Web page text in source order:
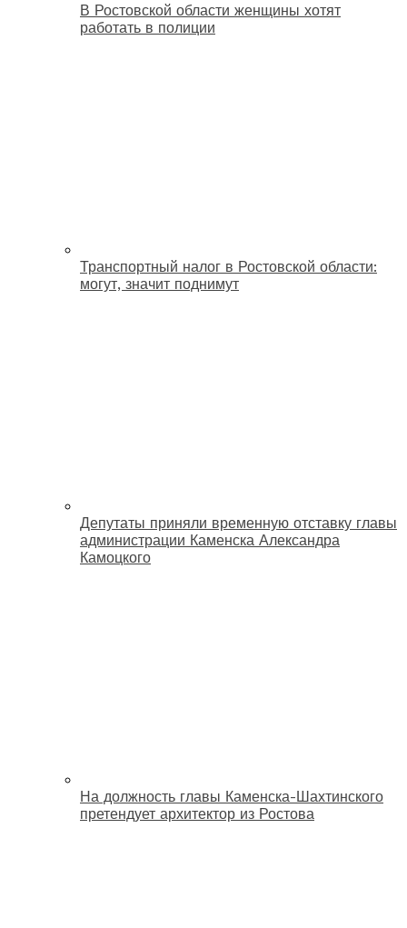
В Ростовской области женщины хотят
работать в полиции
Транспортный налог в Ростовской области:
могут, значит поднимут
Депутаты приняли временную отставку главы
администрации Каменска Александра
Камоцкого
На должность главы Каменска-Шахтинского
претендует архитектор из Ростова